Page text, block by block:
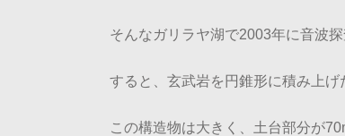
そんなガリラヤ湖で2003年に音波
すると、玄武岩を円錐形に積み上げ
この構造物は大きく、土台部分が